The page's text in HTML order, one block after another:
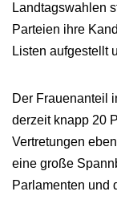
Landtagswahlen
Parteien ihre
Listen aufgestellt
Der Frauenanteil
derzeit knapp 20
Vertretungen
eine große
Parlamenten und